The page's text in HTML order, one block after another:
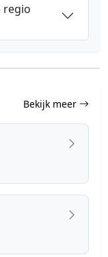
regio
Bekijk meer